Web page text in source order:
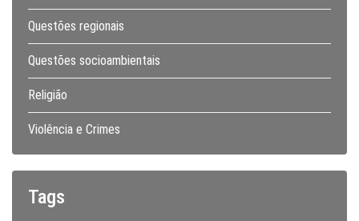
Questões regionais
Questões socioambientais
Religião
Violência e Crimes
Tags